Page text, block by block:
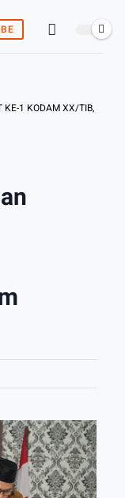
KODAM XX/TIB, KOREM